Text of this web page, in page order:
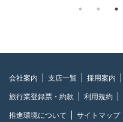
会社案内 支店一覧 採用案内
旅行業登録票・約款 利用規約
推進環境について サイトマップ